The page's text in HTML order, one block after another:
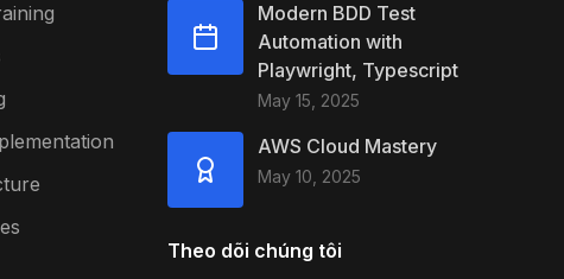
Modern BDD Test
Automation with
Playwright, Typescript
May 15, 2025
AWS Cloud Mastery
May 10, 2025
Theo dõi chúng tôi